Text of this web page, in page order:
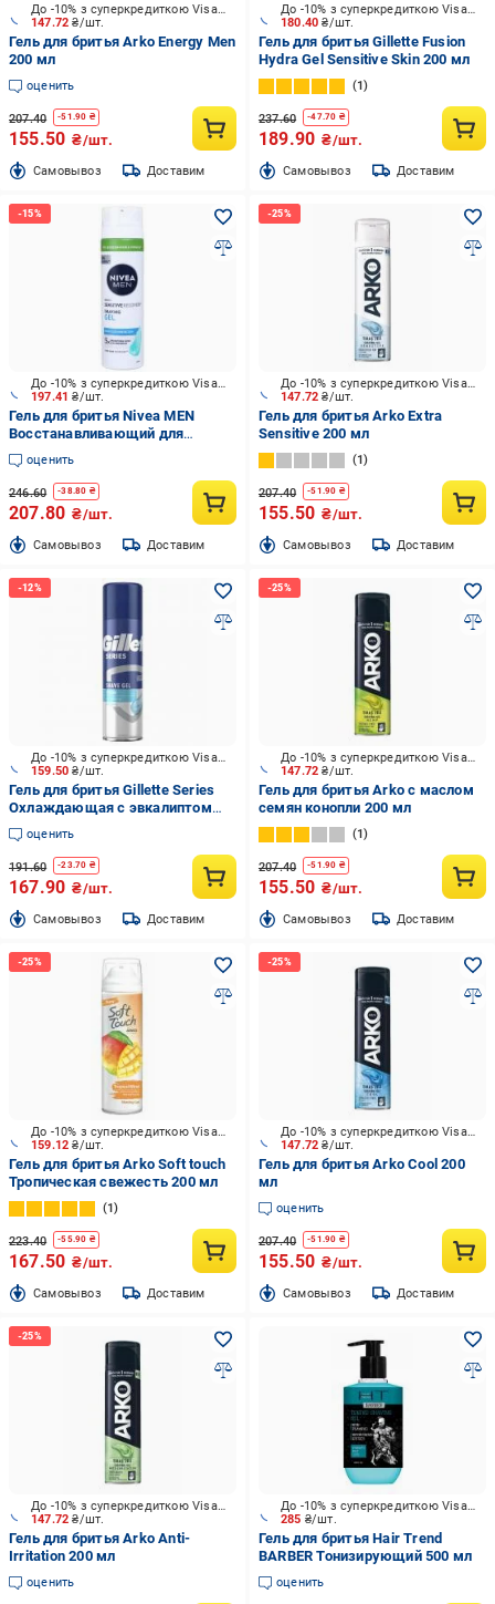
147.72₴/шт.
До -10% з суперкредиткою Visa Вигода
Гель для бритья Arko Energy Men
200 мл
оценить
207.40 -51.90 ₴
155.50 ₴/шт.
Cамовывоз Доставим
180.40₴/шт.
До -10% з суперкредиткою Visa Вигода
Гель для бритья Gillette Fusion
Hydra Gel Sensitive Skin 200 мл
1
237.60 -47.70 ₴
189.90 ₴/шт.
Cамовывоз Доставим
197.41₴/шт.
До -10% з суперкредиткою Visa Вигода
Гель для бритья Nivea MEN
Восстанавливающий для
чувствительной кожи 200 мл
оценить
246.60 -38.80 ₴
207.80 ₴/шт.
Cамовывоз Доставим
147.72₴/шт.
До -10% з суперкредиткою Visa Вигода
Гель для бритья Arko Extra
Sensitive 200 мл
1
207.40 -51.90 ₴
155.50 ₴/шт.
Cамовывоз Доставим
159.50₴/шт.
До -10% з суперкредиткою Visa Вигода
Гель для бритья Gillette Series
Охлаждающая с эвкалиптом
200 мл
оценить
191.60 -23.70 ₴
167.90 ₴/шт.
Cамовывоз Доставим
147.72₴/шт.
До -10% з суперкредиткою Visa Вигода
Гель для бритья Arko с маслом
семян конопли 200 мл
1
207.40 -51.90 ₴
155.50 ₴/шт.
Cамовывоз Доставим
159.12₴/шт.
До -10% з суперкредиткою Visa Вигода
Гель для бритья Arko Soft touch
Тропическая свежесть 200 мл
1
223.40 -55.90 ₴
167.50 ₴/шт.
Cамовывоз Доставим
147.72₴/шт.
До -10% з суперкредиткою Visa Вигода
Гель для бритья Arko Cool 200
мл
оценить
207.40 -51.90 ₴
155.50 ₴/шт.
Cамовывоз Доставим
147.72₴/шт.
До -10% з суперкредиткою Visa Вигода
Гель для бритья Arko Anti-
Irritation 200 мл
оценить
285 ₴/шт.
До -10% з суперкредиткою Visa Вигода
Гель для бритья Hair Trend
BARBER Тонизирующий 500 мл
оценить